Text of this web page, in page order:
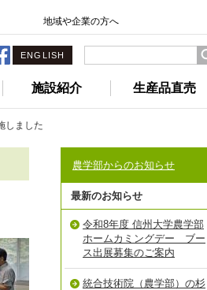
施設紹介 生産品直売
地域や企業の方へ
ENGLISH
しました
農学部からのお知らせ
最新のお知らせ
令和8年度 信州大学農学部
ホームカミングデー ブー
ス出展募集のご案内
統合技術院（農学部）の杉